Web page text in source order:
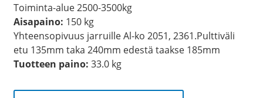
Toiminta-alue 2500-3500kg
Aisapaino: 150 kg
Yhteensopivuus jarruille Al-ko 2051, 2361.Pulttiväli
etu 135mm taka 240mm edestä taakse 185mm
Tuotteen paino: 33.0 kg